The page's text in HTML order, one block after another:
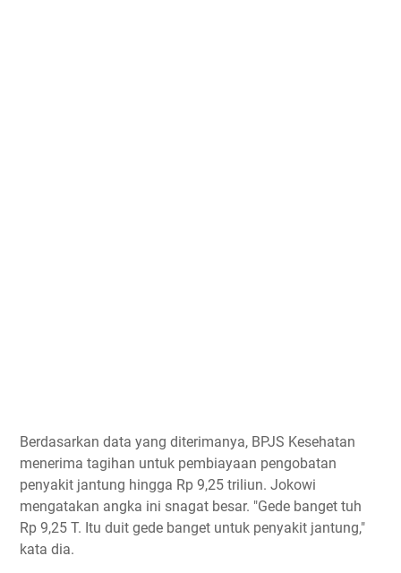
Berdasarkan data yang diterimanya, BPJS Kesehatan
menerima tagihan untuk pembiayaan pengobatan
penyakit jantung hingga Rp 9,25 triliun. Jokowi
mengatakan angka ini snagat besar. "Gede banget tuh
Rp 9,25 T. Itu duit gede banget untuk penyakit jantung,"
kata dia.